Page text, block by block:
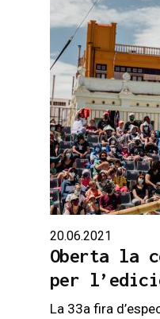
20.06.2021
Oberta la
per
La 33a fira